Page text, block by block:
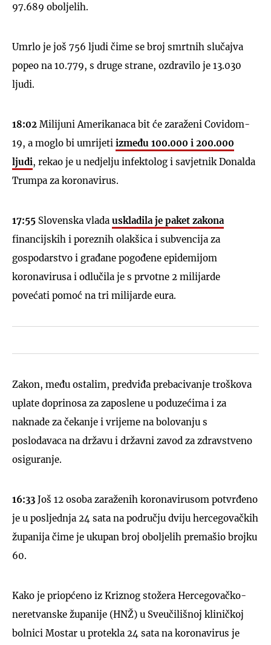
97.689 oboljelih.
Umrlo je još 756 ljudi čime se broj smrtnih slučajva
popeo na 10.779, s druge strane, ozdravilo je 13.030
ljudi.
18:02 Milijuni Amerikanaca bit će zaraženi Covidom-
19, a moglo bi umrijeti između 100.000 i 200.000
ljudi, rekao je u nedjelju infektolog i savjetnik Donalda
Trumpa za koronavirus.
17:55 Slovenska vlada uskladila je paket zakona
financijskih i poreznih olakšica i subvencija za
gospodarstvo i građane pogođene epidemijom
koronavirusa i odlučila je s prvotne 2 milijarde
povećati pomoć na tri milijarde eura.
Zakon, među ostalim, predviđa prebacivanje troškova
uplate doprinosa za zaposlene u poduzećima i za
naknade za čekanje i vrijeme na bolovanju s
poslodavaca na državu i državni zavod za zdravstveno
osiguranje.
16:33 Još 12 osoba zaraženih koronavirusom potvrđeno
je u posljednja 24 sata na području dviju hercegovačkih
županija čime je ukupan broj oboljelih premašio brojku
60.
Kako je priopćeno iz Kriznog stožera Hercegovačko-
neretvanske županije (HNŽ) u Sveučilišnoj kliničkoj
bolnici Mostar u protekla 24 sata na koronavirus je